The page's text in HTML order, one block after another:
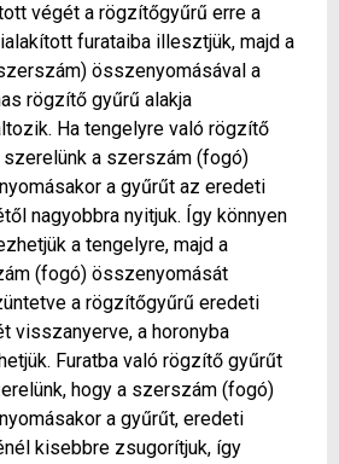
végét a rögzítőgyűrű erre a
furataiba illesztjük, majd a
összenyomásával a
rögzítő gyűrű alakja
Ha tengelyre való rögzítő
a szerszám (fogó)
a gyűrűt az eredeti
nagyobbra nyitjuk. Így könnyen
a tengelyre, majd a
(fogó) összenyomását
a rögzítőgyűrű eredeti
visszanyerve, a horonyba
Furatba való rögzítő gyűrűt
hogy a szerszám (fogó)
a gyűrűt, eredeti
kisebbre zsugorítjuk, így